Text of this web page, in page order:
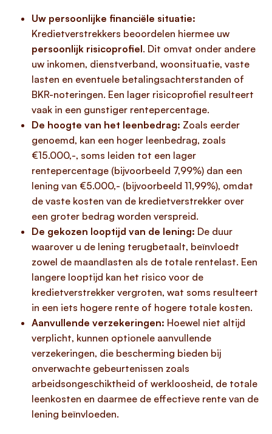
Uw persoonlijke financiële situatie:
Kredietverstrekkers beoordelen hiermee uw
persoonlijk risicoprofiel. Dit omvat onder andere
uw inkomen, dienstverband, woonsituatie, vaste
lasten en eventuele betalingsachterstanden of
BKR-noteringen. Een lager risicoprofiel resulteert
vaak in een gunstiger rentepercentage.
De hoogte van het leenbedrag: Zoals eerder
genoemd, kan een hoger leenbedrag, zoals
€15.000,-, soms leiden tot een lager
rentepercentage (bijvoorbeeld 7,99%) dan een
lening van €5.000,- (bijvoorbeeld 11,99%), omdat
de vaste kosten van de kredietverstrekker over
een groter bedrag worden verspreid.
De gekozen looptijd van de lening: De duur
waarover u de lening terugbetaalt, beïnvloedt
zowel de maandlasten als de totale rentelast. Een
langere looptijd kan het risico voor de
kredietverstrekker vergroten, wat soms resulteert
in een iets hogere rente of hogere totale kosten.
Aanvullende verzekeringen: Hoewel niet altijd
verplicht, kunnen optionele aanvullende
verzekeringen, die bescherming bieden bij
onverwachte gebeurtenissen zoals
arbeidsongeschiktheid of werkloosheid, de totale
leenkosten en daarmee de effectieve rente van de
lening beïnvloeden.